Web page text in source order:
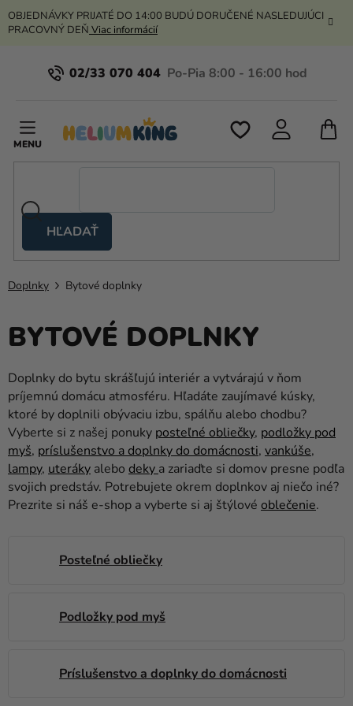
Prejsť
na
OBJEDNÁVKY PRIJATÉ DO 14:00 BUDÚ DORUČENÉ NASLEDUJÚCI
PRACOVNÝ DEŇ Viac informácií
02/33 070 404
HĽADAŤ
stany
Kanekalon
Hélium
a
Svadba
Párty
Výzdoba
a
doplnky
masky
Pečenie
Doplnky Bytové doplnky
BYTOVÉ DOPLNKY
Doplnky do bytu skrášľujú interiér a vytvárajú v ňom
príjemnú domácu atmosféru. Hľadáte zaujímavé kúsky,
ktoré by doplnili obývaciu izbu, spálňu alebo chodbu?
Vyberte si z našej ponuky posteľné obliečky, podložky pod
myš, príslušenstvo a doplnky do domácnosti, vankúše,
lampy, uteráky alebo deky a zariaďte si domov presne podľa
svojich predstáv. Potrebujete okrem doplnkov aj niečo iné?
Prezrite si náš e-shop a vyberte si aj štýlové oblečenie.
Posteľné obliečky
Podložky pod myš
Príslušenstvo a doplnky do domácnosti